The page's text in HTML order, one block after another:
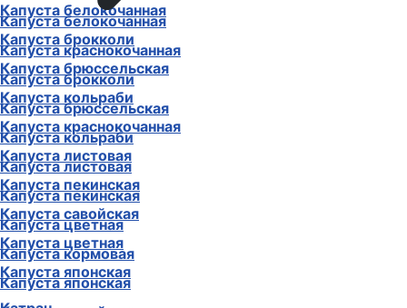
Капуста белокочанная
Капуста брокколи
Капуста брюссельская
Капуста кольраби
Капуста краснокочанная
Капуста листовая
Капуста пекинская
Капуста савойская
Капуста цветная
Капуста японская
Капуста белокочанная
Капуста краснокочанная
Капуста брокколи
Капуста брюссельская
Капуста кольраби
Капуста листовая
Капуста пекинская
Капуста цветная
Капуста кормовая
Капуста японская